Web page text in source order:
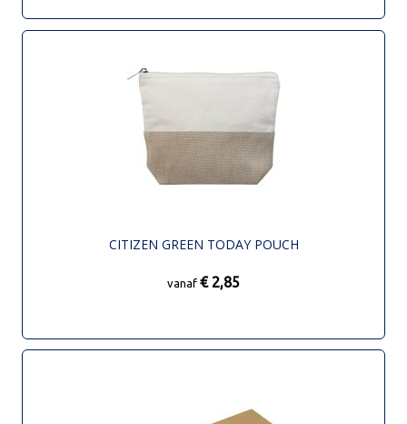
CITIZEN GREEN TODAY POUCH
vanaf € 2,85